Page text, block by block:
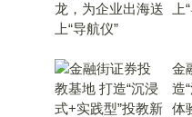
金
造
体